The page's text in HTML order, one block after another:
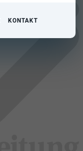
KONTAKT